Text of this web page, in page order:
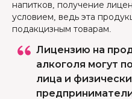
напитков, получение
условием, ведь эта
подакцизным товарам.
Лицензию на
алкоголя могут
лица и